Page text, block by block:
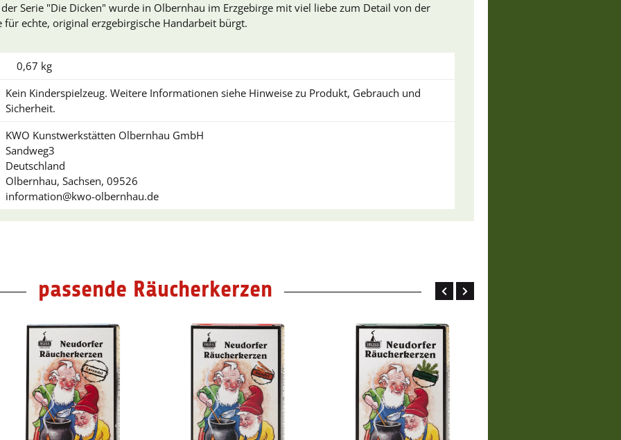
Serie "Die Dicken" wurde in Olbernhau im Erzgebirge mit viel liebe zum Detail von der
für echte, original erzgebirgische Handarbeit bürgt.
0,67 kg
Kein Kinderspielzeug. Weitere Informationen siehe Hinweise zu Produkt, Gebrauch und
Sicherheit.
KWO Kunstwerkstätten Olbernhau GmbH
Sandweg3
Deutschland
Olbernhau, Sachsen, 09526
information@kwo-olbernhau.de
passende Räucherkerzen